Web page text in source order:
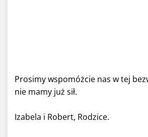
Prosimy wspomóżcie nas w tej
nie mamy już sił.
Izabela i Robert, Rodzice.